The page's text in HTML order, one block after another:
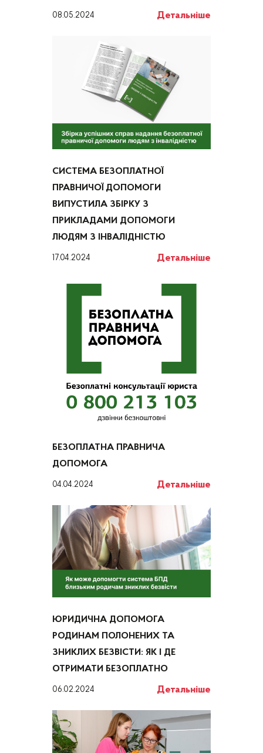
08.05.2024 Детальніше
СИСТЕМА БЕЗОПЛАТНОЇ
ПРАВНИЧОЇ ДОПОМОГИ
ВИПУСТИЛА ЗБІРКУ З
ПРИКЛАДАМИ ДОПОМОГИ
ЛЮДЯМ З ІНВАЛІДНІСТЮ
17.04.2024 Детальніше
БЕЗОПЛАТНА ПРАВНИЧА
ДОПОМОГА
04.04.2024 Детальніше
ЮРИДИЧНА ДОПОМОГА
РОДИНАМ ПОЛОНЕНИХ ТА
ЗНИКЛИХ БЕЗВІСТИ: ЯК І ДЕ
ОТРИМАТИ БЕЗОПЛАТНО
06.02.2024 Детальніше